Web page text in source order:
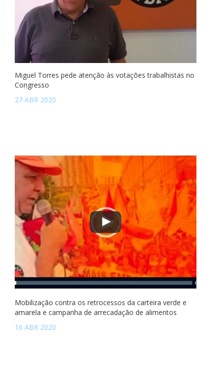
Miguel Torres pede atenção às votações trabalhistas no
Congresso
27 ABR 2020
Mobilização contra os retrocessos da carteira verde e
amarela e campanha de arrecadação de alimentos
16 ABR 2020